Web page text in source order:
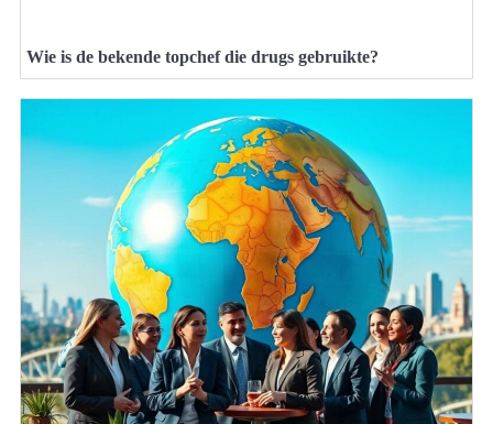
Wie is de bekende topchef die drugs gebruikte?